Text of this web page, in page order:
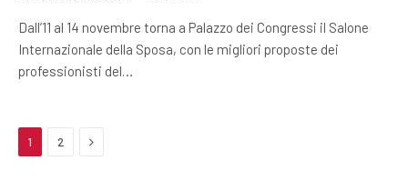
Dall’11 al 14 novembre torna a Palazzo dei Congressi il Salone
Internazionale della Sposa, con le migliori proposte dei
professionisti del…
1 2 Next